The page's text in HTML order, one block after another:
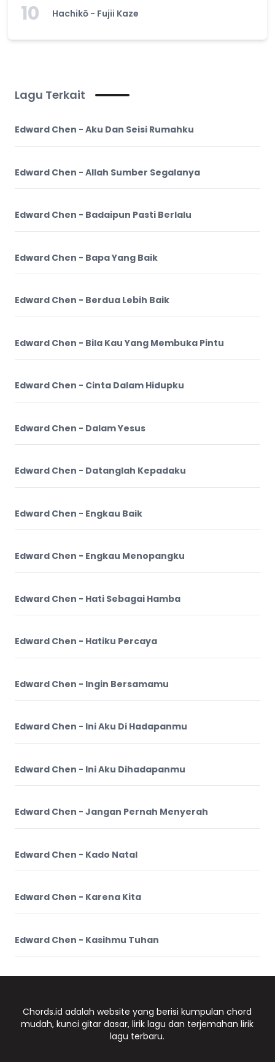
10 Hachikō - Fujii Kaze
Lagu Terkait
Edward Chen - Aku Dan Seisi Rumahku
Edward Chen - Allah Sumber Segalanya
Edward Chen - Badaipun Pasti Berlalu
Edward Chen - Bapa Yang Baik
Edward Chen - Berdua Lebih Baik
Edward Chen - Bila Kau Yang Membuka Pintu
Edward Chen - Cinta Dalam Hidupku
Edward Chen - Dalam Yesus
Edward Chen - Datanglah Kepadaku
Edward Chen - Engkau Baik
Edward Chen - Engkau Menopangku
Edward Chen - Hati Sebagai Hamba
Edward Chen - Hatiku Percaya
Edward Chen - Ingin Bersamamu
Edward Chen - Ini Aku Di Hadapanmu
Edward Chen - Ini Aku Dihadapanmu
Edward Chen - Jangan Pernah Menyerah
Edward Chen - Kado Natal
Edward Chen - Karena Kita
Edward Chen - Kasihmu Tuhan
Chords.id adalah website yang berisi kumpulan chord
mudah, kunci gitar dasar, lirik lagu dan terjemahan lirik
lagu terbaru.